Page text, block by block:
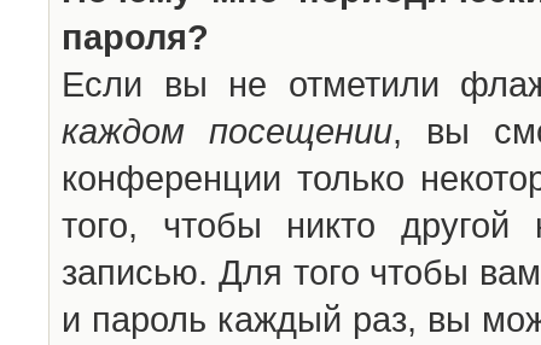
пароля?
Если вы не отметили
каждом посещении, вы
конференции только
того, чтобы никто другой
записью. Для того чтобы
и пароль каждый раз, вы